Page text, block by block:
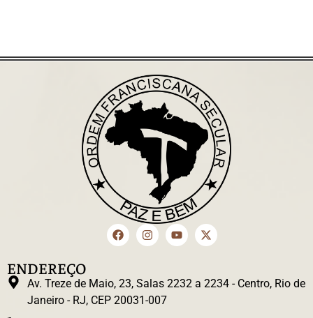
ENDEREÇO
Av. Treze de Maio, 23, Salas 2232 a 2234 - Centro, Rio de
Janeiro - RJ, CEP 20031-007